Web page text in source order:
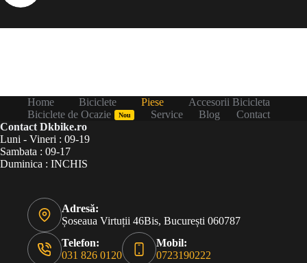
Home Biciclete Piese
Accesorii Bicicleta
Biciclete de Ocazie
Nou Service Blog
Contact
Contact Dkbike.ro
Luni - Vineri : 09-19
Sambata : 09-17
Duminica : INCHIS
Adresă:
Șoseaua Virtuții 46Bis, București 060787
Telefon:
031 826 0120
Mobil:
0723190222